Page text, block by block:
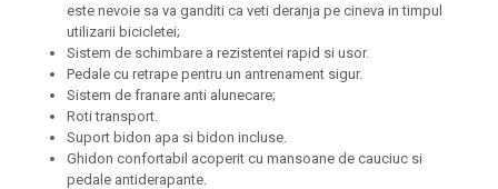
este nevoie sa va ganditi ca veti deranja pe cineva in timpul
utilizarii bicicletei;
Sistem de schimbare a rezistentei rapid si usor.
Pedale cu retrape pentru un antrenament sigur.
Sistem de franare anti alunecare;
Roti transport.
Suport bidon apa si bidon incluse.
Ghidon confortabil acoperit cu mansoane de cauciuc si
pedale antiderapante.